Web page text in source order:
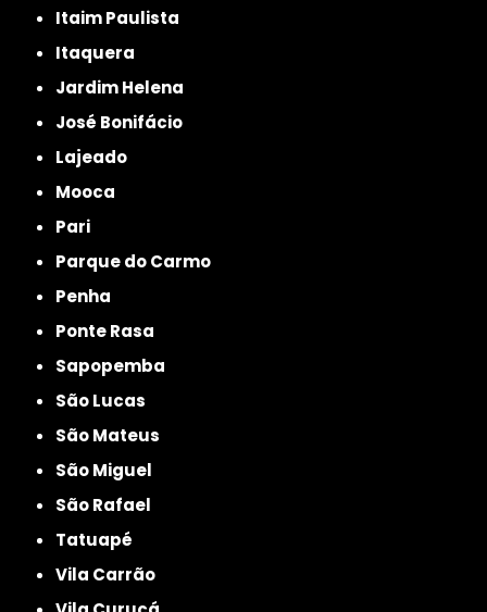
Itaim Paulista
Itaquera
Jardim Helena
José Bonifácio
Lajeado
Mooca
Pari
Parque do Carmo
Penha
Ponte Rasa
Sapopemba
São Lucas
São Mateus
São Miguel
São Rafael
Tatuapé
Vila Carrão